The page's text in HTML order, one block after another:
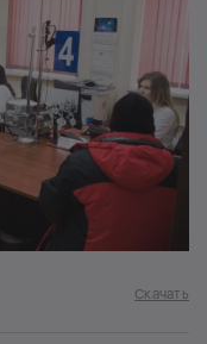
Скачать